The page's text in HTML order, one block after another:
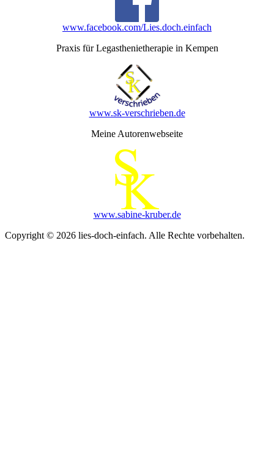
www.facebook.com/Lies.doch.einfach
Praxis für Legasthenietherapie in Kempen
www.sk-verschrieben.de
Meine Autorenwebseite
www.sabine-kruber.de
Copyright © 2026 lies-doch-einfach. Alle Rechte vorbehalten.